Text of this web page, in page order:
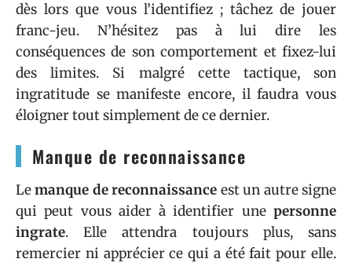
dès lors que vous l’identifiez ; tâchez de jouer
franc-jeu. N’hésitez pas à lui dire les
conséquences de son comportement et fixez-lui
des limites. Si malgré cette tactique, son
ingratitude se manifeste encore, il faudra vous
éloigner tout simplement de ce dernier.
Manque de reconnaissance
Lemanque de reconnaissance est un autre signe
qui peut vous aider à identifier une personne
ingrate. Elle attendra toujours plus, sans
remercier ni apprécier ce qui a été fait pour elle.